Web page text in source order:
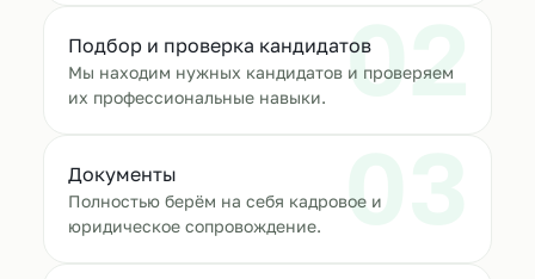
02
Подбор и проверка кандидатов
Мы находим нужных кандидатов и проверяем
их профессиональные навыки.
03
Документы
Полностью берём на себя кадровое и
юридическое сопровождение.